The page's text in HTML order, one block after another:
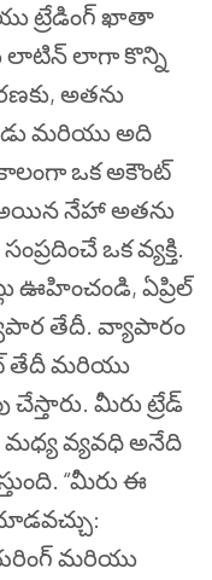
ట్రేడింగ్ ఖాతా
లాటిన్ లాగా కొన్ని
అతను
మరియు అది
ఒక అకౌంట్
అయిన నేహా అతను
ఒక వ్యక్తి.
ఊహించండి, ఏప్రిల్
తేదీ. వ్యాపారం
తేదీ మరియు
చేస్తారు. మీరు ట్రేడ్
వ్యవధి అనేది
“మీరు ఈ
మరియు